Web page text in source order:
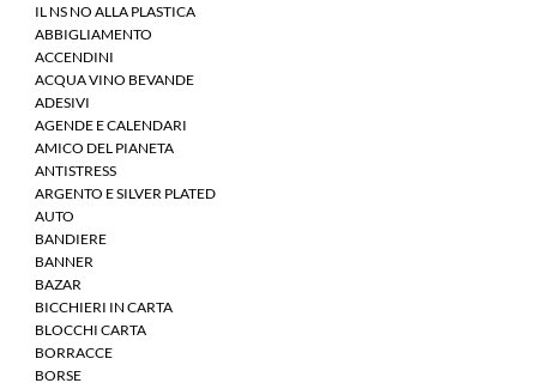
IL NS NO ALLA PLASTICA
ABBIGLIAMENTO
ACCENDINI
ACQUA VINO BEVANDE
ADESIVI
AGENDE E CALENDARI
AMICO DEL PIANETA
ANTISTRESS
ARGENTO E SILVER PLATED
AUTO
BANDIERE
BANNER
BAZAR
BICCHIERI IN CARTA
BLOCCHI CARTA
BORRACCE
BORSE